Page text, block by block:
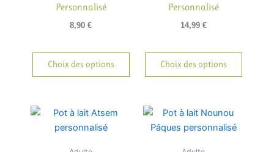
Personnalisé
8,90 €
Choix des options
Personnalisé
14,99 €
Choix des options